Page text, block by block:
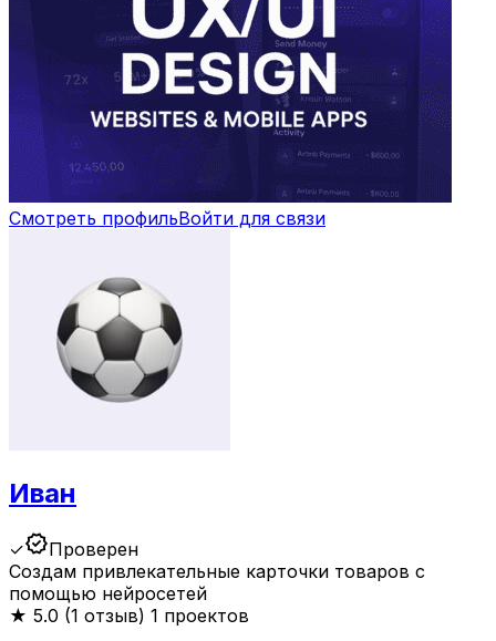
Смотреть профильВойти для связи
Иван
✓verifiedПроверен
Создам привлекательные карточки товаров с
помощью нейросетей
★ 5.0 (1 отзыв) 1 проектов